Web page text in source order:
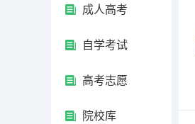
成人高考
自学考试
高考志愿
院校库